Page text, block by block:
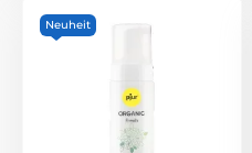
Neuheit